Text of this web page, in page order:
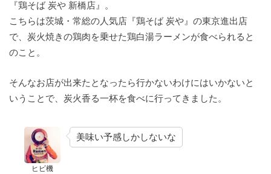
『鶏そば 炭や 新橋店』。
こちらは茨城・常総の人気店『鶏そば 炭や』の東京進出店
で、炭火焼きの鶏肉を乗せた鶏白湯ラーメンが食べられると
のこと。
そんなお店が出来たとなったら行かないわけにはいかないと
いうことで、炭火香る一杯を食べに行ってきました。
ヒビ機
美味い予感しかしないな